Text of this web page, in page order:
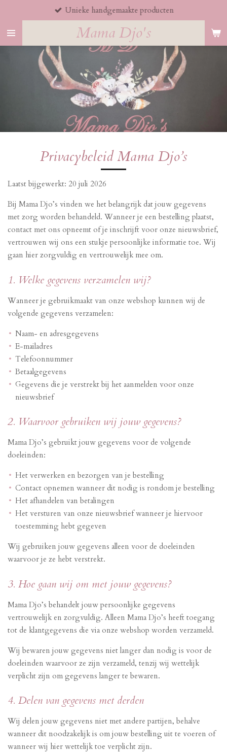
naar
hoofdinhoud
Mama Djo's
Unieke handgemaakte producten
Privacybeleid Mama Djo’s
Laatst bijgewerkt: 20 juli 2026
Bij Mama Djo’s vinden we het belangrijk dat jouw gegevens
met zorg worden behandeld. Wanneer je een bestelling plaatst,
contact met ons opneemt of je inschrijft voor onze nieuwsbrief,
vertrouwen wij ons een stukje persoonlijke informatie toe. Wij
gaan hier zorgvuldig en vertrouwelijk mee om.
1. Welke gegevens verzamelen wij?
Wanneer je gebruikmaakt van onze webshop kunnen wij de
volgende gegevens verzamelen:
Naam- en adresgegevens
E-mailadres
Telefoonnummer
Betaalgegevens
Gegevens die je verstrekt bij het aanmelden voor onze
nieuwsbrief
2. Waarvoor gebruiken wij jouw gegevens?
Mama Djo’s gebruikt jouw gegevens voor de volgende
doeleinden:
Het verwerken en bezorgen van je bestelling
Contact opnemen wanneer dit nodig is rondom je bestelling
Het afhandelen van betalingen
Het versturen van onze nieuwsbrief wanneer je hiervoor
toestemming hebt gegeven
Wij gebruiken jouw gegevens alleen voor de doeleinden
waarvoor je ze hebt verstrekt.
3. Hoe gaan wij om met jouw gegevens?
Mama Djo’s behandelt jouw persoonlijke gegevens
vertrouwelijk en zorgvuldig. Alleen Mama Djo’s heeft toegang
tot de klantgegevens die via onze webshop worden verzameld.
Wij bewaren jouw gegevens niet langer dan nodig is voor de
doeleinden waarvoor ze zijn verzameld, tenzij wij wettelijk
verplicht zijn om gegevens langer te bewaren.
4. Delen van gegevens met derden
Wij delen jouw gegevens niet met andere partijen, behalve
wanneer dit noodzakelijk is om jouw bestelling uit te voeren of
wanneer wij hier wettelijk toe verplicht zijn.